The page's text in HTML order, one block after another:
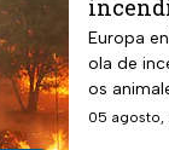
en
Europa
ola de
os
silvestres
05 agosto,